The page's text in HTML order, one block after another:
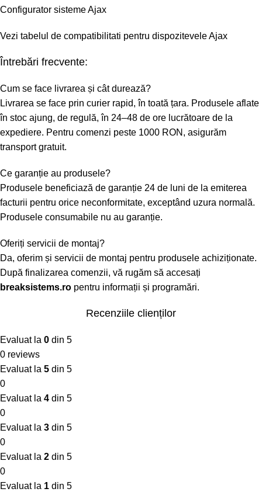
Configurator sisteme Ajax
Vezi tabelul de compatibilitati pentru dispozitevele Ajax
Întrebări frecvente:
Cum se face livrarea și cât durează?
Livrarea se face prin curier rapid, în toată țara. Produsele aflate
în stoc ajung, de regulă, în 24–48 de ore lucrătoare de la
expediere. Pentru comenzi peste 1000 RON, asigurăm
transport gratuit.
Ce garanție au produsele?
Produsele beneficiază de garanție 24 de luni de la emiterea
facturii pentru orice neconformitate, exceptând uzura normală.
Produsele consumabile nu au garanție.
Oferiți servicii de montaj?
Da, oferim și servicii de montaj pentru produsele achiziționate.
După finalizarea comenzii, vă rugăm să accesați
breaksistems.ro pentru informații și programări.
Recenziile clienților
Evaluat la 0 din 5
0 reviews
Evaluat la 5 din 5
0
Evaluat la 4 din 5
0
Evaluat la 3 din 5
0
Evaluat la 2 din 5
0
Evaluat la 1 din 5